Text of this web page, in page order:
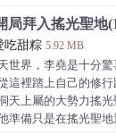
諸多體質，逆開第六
陽神世界：他以《
，鍛器......一步步
！
叫我小葉我不挑你
局拜入搖光聖地
吃甜粽 5.92 MB
世界，李堯是十分驚
這裡踏上自己的修
天上屬的大勢力搖光
備只是在搖光聖地